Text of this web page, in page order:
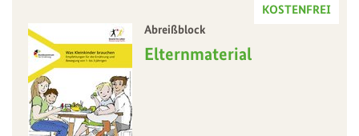
KOSTENFREI
Abreißblock
–
Elternmaterial